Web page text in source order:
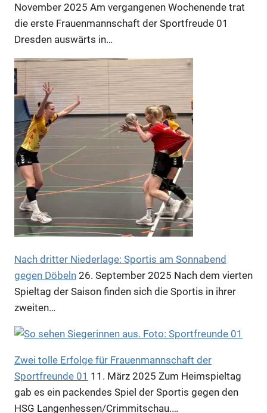
Anzeige
Anzeige
Anzeige
November 2025 Am vergangenen Wochenende trat
die erste Frauenmannschaft der Sportfreude 01
Dresden auswärts in…
Nach dritter Niederlage: Sportis am Sonnabend
gegen Döbeln 26. September 2025 Nach dem vierten
Spieltag der Saison finden sich die Sportis in ihrer
zweiten…
Zwei tolle Erfolge für Frauenmannschaft der
Sportfreunde 01 11. März 2025 Zum Heimspieltag
gab es ein packendes Spiel der Sportis gegen den
HSG Langenhessen/Crimmitschau.…